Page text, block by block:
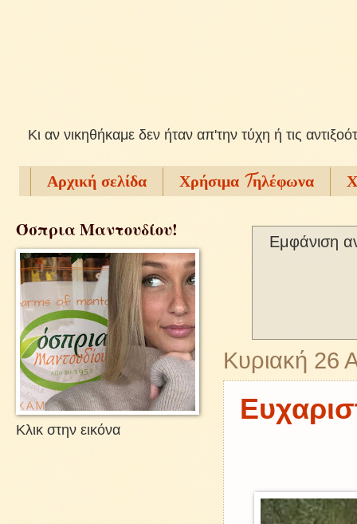
Kι αν νικηθήκαμε δεν ήταν απ'την τύχη ή τις
Αρχική σελίδα Χρήσιμα Tηλέφωνα
Εμφάνιση
Κυριακή 26
Όσπρια Μαντουδίου!
Κλικ στην εικόνα